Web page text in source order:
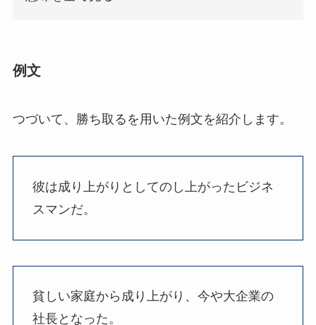
例文
つづいて、勝ち取るを用いた例文を紹介します。
彼は成り上がりとしてのし上がったビジネ
スマンだ。
貧しい家庭から成り上がり、今や大企業の
社長となった。